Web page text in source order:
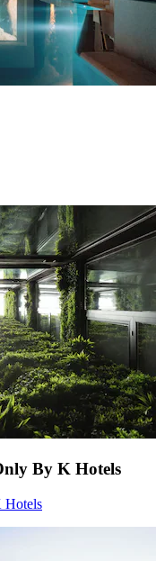
By K Hotels
Hotels